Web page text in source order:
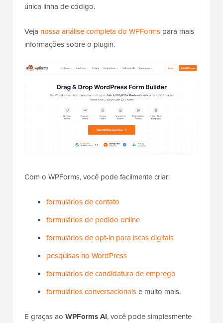
única linha de código.
Veja nossa análise completa do WPForms para mais
informações sobre o plugin.
Com o WPForms, você pode facilmente criar:
formulários de contato
formulários de pedido online
formulários de opt-in para iscas digitais
pesquisas no WordPress
formulários de candidatura de emprego
formulários conversacionaise muito mais.
E graças ao WPForms AI, você pode simplesmente